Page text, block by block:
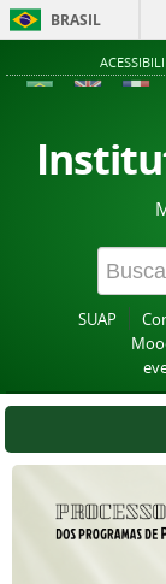
BRASIL
SUAP